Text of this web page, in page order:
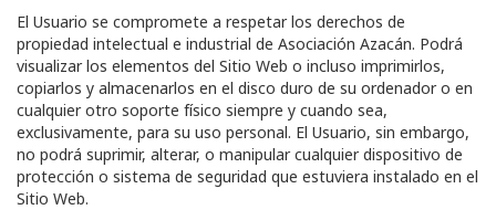
El Usuario se compromete a respetar los derechos de
propiedad intelectual e industrial de Asociación Azacán. Podrá
visualizar los elementos del Sitio Web o incluso imprimirlos,
copiarlos y almacenarlos en el disco duro de su ordenador o en
cualquier otro soporte físico siempre y cuando sea,
exclusivamente, para su uso personal. El Usuario, sin embargo,
no podrá suprimir, alterar, o manipular cualquier dispositivo de
protección o sistema de seguridad que estuviera instalado en el
Sitio Web.